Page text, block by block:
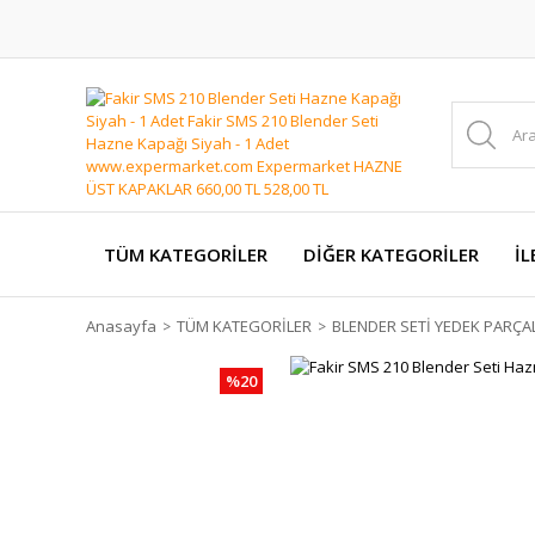
TÜM KATEGORİLER DİĞER KATEGORİLER
Anasayfa TÜM KATEGORİLER BLENDER SETİ YEDEK
%20